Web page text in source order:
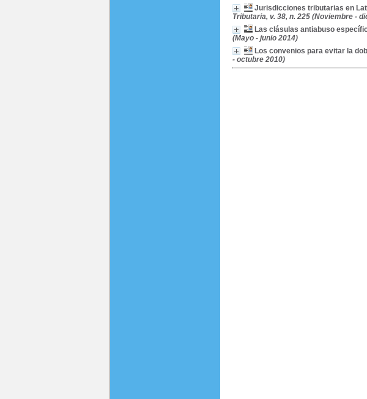
Jurisdicciones tributarias en
Tributaria, v. 38, n. 225 (Noviembre -
Las clásulas antiabuso
(Mayo - junio 2014)
Los convenios para evitar la
- octubre 2010)